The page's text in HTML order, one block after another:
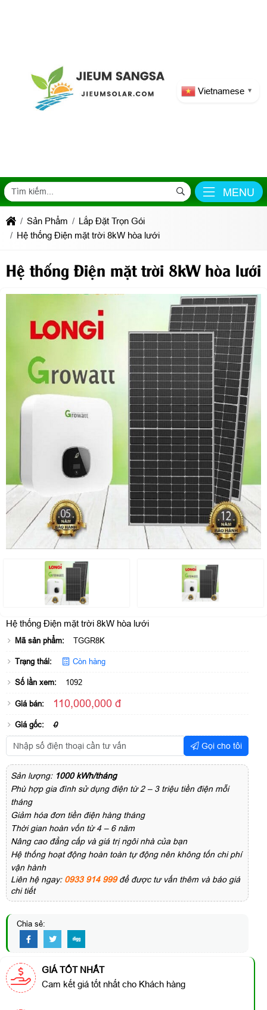
Vietnamese ▼
MENU
Sản Phẩm
Lắp Đặt Trọn Gói
Hệ thống Điện mặt trời 8kW hòa lưới
Hệ thống Điện mặt trời 8kW hòa lưới
Hệ thống Điện mặt trời 8kW hòa lưới
Mã sản phẩm: TGGR8K
Trạng thái: Còn hàng
Số lần xem: 1092
Giá bán: 110,000,000 đ
Giá gốc: 0
Gọi cho tôi
Sản lượng: 1000 kWh/tháng
Phù hợp gia đình sử dụng điện từ 2 – 3 triệu tiền điện mỗi
tháng
Giảm hóa đơn tiền điện hàng tháng
Thời gian hoàn vốn từ 4 – 6 năm
Nâng cao đẳng cấp và giá trị ngôi nhà của bạn
Hệ thống hoạt động hoàn toàn tự động nên không tốn chi phí
vận hành
Liên hệ ngay: 0933 914 999để được tư vấn thêm và báo giá
chi tiết
Chia sẻ:
GIÁ TỐT NHẤT
Cam kết giá tốt nhất cho Khách hàng